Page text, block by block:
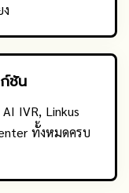
ชัน
IVR, Linkus
ทั้งหมดครบ